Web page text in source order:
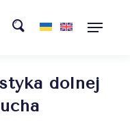
dolnej